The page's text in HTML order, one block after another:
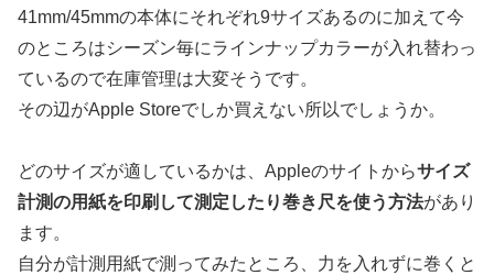
41mm/45mmの本体にそれぞれ9サイズあるのに加えて今
のところはシーズン毎にラインナップカラーが入れ替わっ
ているので在庫管理は大変そうです。
その辺がApple Storeでしか買えない所以でしょうか。
どのサイズが適しているかは、Appleのサイトからサイズ
計測の用紙を印刷して測定したり巻き尺を使う方法があり
ます。
自分が計測用紙で測ってみたところ、力を入れずに巻くと